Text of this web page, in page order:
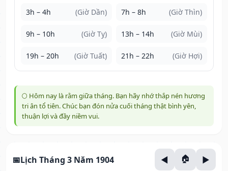
3h – 4h (Giờ Dần) 7h – 8h (Giờ Thìn)
9h – 10h (Giờ Tỵ) 13h – 14h (Giờ Mùi)
19h – 20h (Giờ Tuất) 21h – 22h (Giờ Hợi)
🌕 Hôm nay là rằm giữa tháng. Bạn hãy nhớ thắp nén hương
tri ân tổ tiên. Chúc bạn đón nửa cuối tháng thật bình yên,
thuận lợi và đầy niềm vui.
Lịch Tháng 3 Năm 1904